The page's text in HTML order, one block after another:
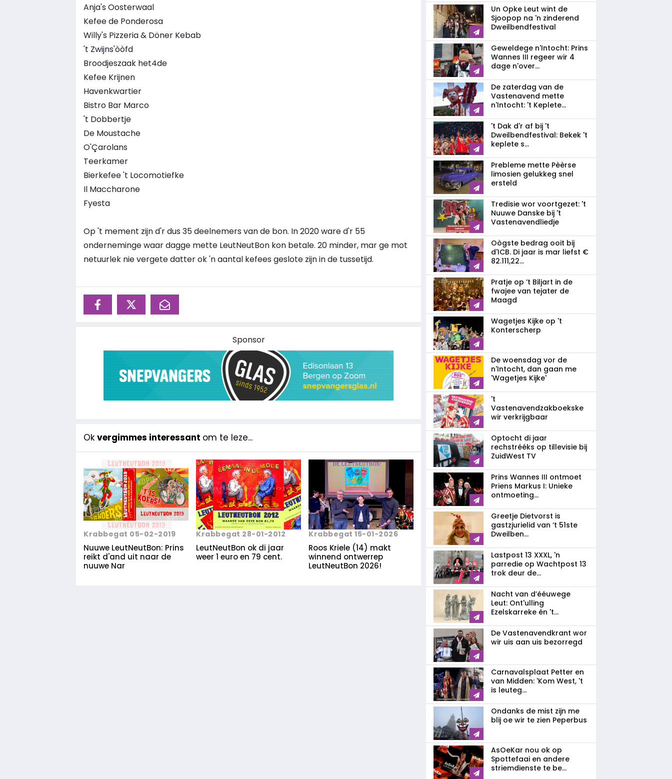
Anja's Oosterwaal
Kefee de Ponderosa
Willy's Pizzeria & Döner Kebab
't Zwijns'òòfd
Broodjeszaak het4de
Kefee Krijnen
Havenkwartier
Bistro Bar Marco
't Dobbertje
De Moustache
O'Çarolans
Teerkamer
Bierkefee 't Locomotiefke
Il Maccharone
Fyesta
Op 't mement zijn d'r dus 35 deelnemers van de bon. In 2020 ware d'r 55
onderneminge waar dagge mette LeutNeutBon kon betale. 20 minder, mar ge mot
netuurlek nie vergete datter ok 'n aantal kefees geslote zijn in de tussetijd.
Sponsor
Ok vergimmes interessant om te leze...
Krabbegat 05-02-2019
Nuuwe LeutNeutBon: Prins
reikt d'and uit naar de
nuuwe Nar
Krabbegat 28-01-2012
LeutNeutBon ok di jaar
weer 1 euro en 79 cent.
Krabbegat 15-01-2026
Roos Kriele (14) makt
winnend ontwerrep
LeutNeutBon 2026!
Un Opke Leut wint de
Sjoopop na 'n zinderend
Dweilbendfestival
Geweldege n'Intocht: Prins
Wannes III regeer wir 4
dage n'over...
De zaterdag van de
Vastenavend mette
n'Intocht: 't Keplete...
't Dak d'r af bij 't
Dweilbendfestival: Bekek 't
keplete s...
Prebleme mette Pèèrse
limosien gelukkeg snel
ersteld
Tredisie wor voortgezet: 't
Nuuwe Danske bij 't
Vastenavendliedje
Oògste bedrag ooit bij
d'ICB. Di jaar is mar liefst €
82.111,22...
Pratje op ’t Biljart in de
fwajee van tejater de
Maagd
Wagetjes Kijke op 't
Konterscherp
De woensdag vor de
n'Intocht, dan gaan me
'Wagetjes Kijke'
't
Vastenavendzakboekske
wir verkrijgbaar
Optocht di jaar
rechstrééks op tillevisie bij
ZuidWest TV
Prins Wannes III ontmoet
Priens Markus I: Unieke
ontmoeting...
Greetje Dietvorst is
gastzjurielid van ‘t 51ste
Dweilben...
Lastpost 13 XXXL, 'n
parredie op Wachtpost 13
trok deur de...
Nacht van d’ééuwege
Leut: Ont'ulling
Ezelskarreke én 't...
De Vastenavendkrant wor
wir uis aan uis bezorregd
Carnavalsplaat Petter en
van Midden: 'Kom West, 't
is leuteg...
Ondanks de mist zijn me
blij oe wir te zien Peperbus
AsOeKar nou ok op
Spottefaai en andere
striemdienste te be...